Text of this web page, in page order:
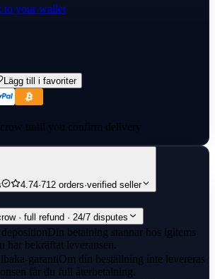
to your wallet
Lägg till i favoriter
until you confirm delivery
4.74·712 orders·verified seller
· full refund · 24/7 disputes
Din betalning stannar hos igitems
har bekräftat leveransen.
garantiOm din beställning inte levereras
får du full återbetalning.